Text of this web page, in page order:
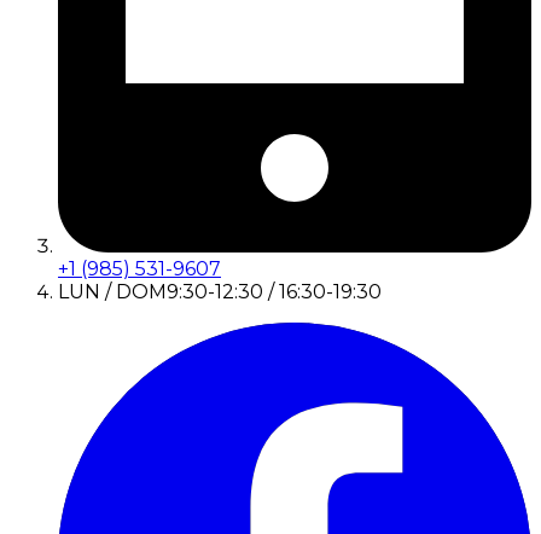
+1 (985) 531-9607
LUN / DOM9:30-12:30 / 16:30-19:30